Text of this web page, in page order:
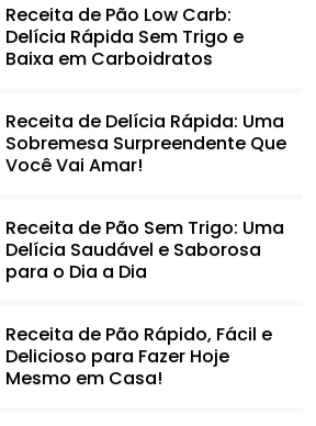
Receita de Pão Low Carb:
Delícia Rápida Sem Trigo e
Baixa em Carboidratos
Receita de Delícia Rápida: Uma
Sobremesa Surpreendente Que
Você Vai Amar!
Receita de Pão Sem Trigo: Uma
Delícia Saudável e Saborosa
para o Dia a Dia
Receita de Pão Rápido, Fácil e
Delicioso para Fazer Hoje
Mesmo em Casa!